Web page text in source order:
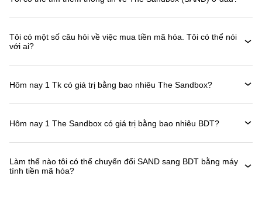
Tôi có một số câu hỏi về việc mua tiền mã hóa. Tôi có thể nói
với ai?
Hôm nay 1 Tk có giá trị bằng bao nhiêu The Sandbox?
Hôm nay 1 The Sandbox có giá trị bằng bao nhiêu BDT?
Làm thế nào tôi có thể chuyển đổi SAND sang BDT bằng máy
tính tiền mã hóa?